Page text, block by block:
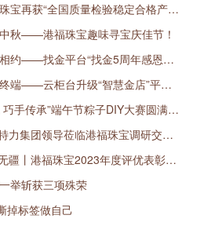
· 荣耀加冕！港福珠宝再获“全国质量检验稳定合格产品”殊荣
秋——港福珠宝趣味寻宝庆佳节！
· 奋楫五载，燃情相约——找金平台“找金5周年感恩有您”直播庆典圆满落幕！
· 数字赋能，智慧终端——云柜台升级“智慧金店”平台发布会圆满举办！
· 港福“粽香四溢，巧手传承”端午节粽子DIY大赛圆满落幕
· 头条 | 市属国企特力集团领导莅临港福珠宝调研交流，共商数字化发展之路
· 新势奋发 · 驰骋无疆丨港福珠宝2023年度评优表彰大会圆满举办！
举斩获三项殊荣
掉标签做自己